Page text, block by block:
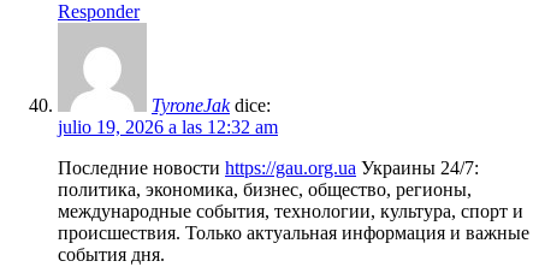
Responder
TyroneJak dice:
julio 19, 2026 a las 12:32 am
Последние новости https://gau.org.ua Украины 24/7:
политика, экономика, бизнес, общество, регионы,
международные события, технологии, культура, спорт и
происшествия. Только актуальная информация и важные
события дня.